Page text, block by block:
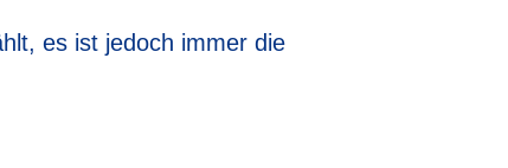
es ist jedoch immer die